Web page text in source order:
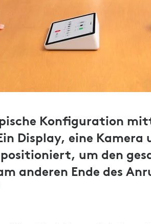
Konfiguration
Display, eine Kamera
positioniert, um den
anderen Ende des